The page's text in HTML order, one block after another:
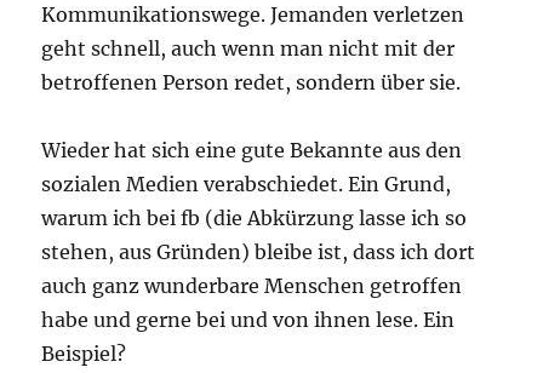
Kommunikationswege. Jemanden verletzen
geht schnell, auch wenn man nicht mit der
betroffenen Person redet, sondern über sie.
Wieder hat sich eine gute Bekannte aus den
sozialen Medien verabschiedet. Ein Grund,
warum ich bei fb (die Abkürzung lasse ich so
stehen, aus Gründen) bleibe ist, dass ich dort
auch ganz wunderbare Menschen getroffen
habe und gerne bei und von ihnen lese. Ein
Beispiel?